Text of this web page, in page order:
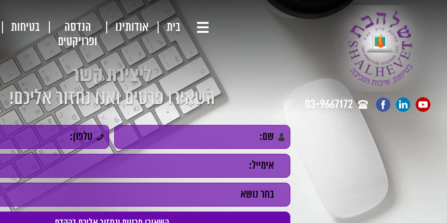
בית אודותינו
הנדסה
ופרויקטים
בטיחות
03-9667172
ליצירת קשר
השאירו פרטים ואנו נחזור אליכם!